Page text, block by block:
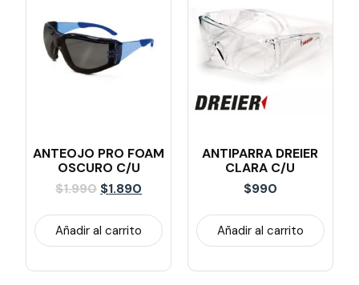
ANTEOJO PRO FOAM
OSCURO C/U
$1.990 $1.890
Añadir al carrito
ANTIPARRA DREIER
CLARA C/U
$990
Añadir al carrito